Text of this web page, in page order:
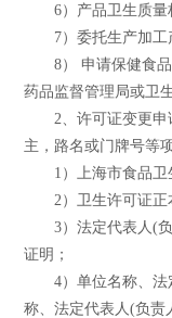
6）产品卫生质量
7）委托生产加工
8） 申请保健食品
药品监督管理局或卫
2、许可证变更申
主，路名或门牌号等
1）上海市食品卫
2）卫生许可证正
3）法定代表人(负
证明；
4）单位名称、法
称、法定代表人(负责